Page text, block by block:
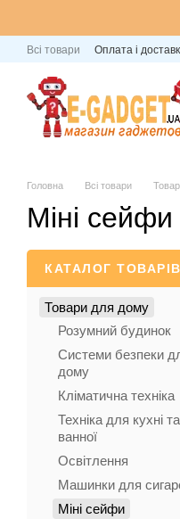
Всі товари Оплата і
Головна Всі товари
Міні сейфи
КАТАЛОГ ТОВАРІВ
Товари для дому
Розумний будинок
Системи безпеки
дому
Кліматична техніка
Техніка для кухні та
ванної
Освітлення
Машинки для
Міні сейфи